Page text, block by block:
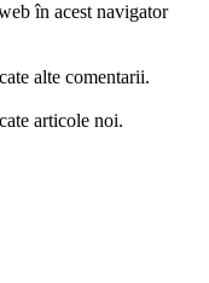
în acest navigator
alte comentarii.
articole noi.